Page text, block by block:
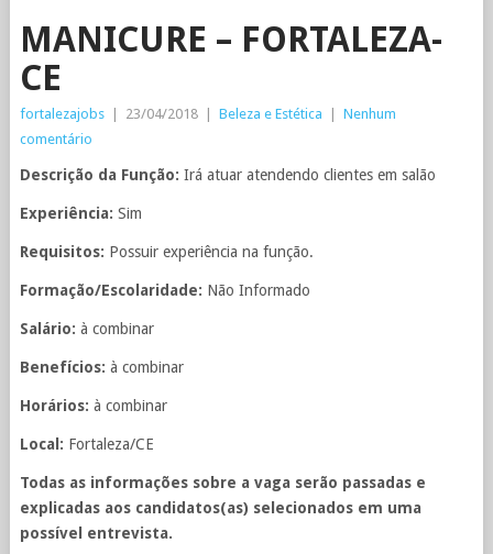
MANICURE – FORTALEZA-
CE
fortalezajobs 23/04/2018 Beleza e Estética
Nenhum
comentário
Descrição da Função: Irá atuar atendendo clientes em salão
Experiência: Sim
Requisitos: Possuir experiência na função.
Formação/Escolaridade: Não Informado
Salário: à combinar
Benefícios: à combinar
Horários: à combinar
Local: Fortaleza/CE
Todas as informações sobre a vaga serão passadas e
explicadas aos candidatos(as) selecionados em uma
possível entrevista.